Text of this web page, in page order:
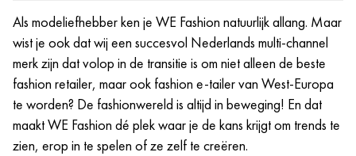
Als modeliefhebber ken je WE Fashion natuurlijk allang. Maar
wist je ook dat wij een succesvol Nederlands multi-channel
merk zijn dat volop in de transitie is om niet alleen de beste
fashion retailer, maar ook fashion e-tailer van West-Europa
te worden? De fashionwereld is altijd in beweging! En dat
maakt WE Fashion dé plek waar je de kans krijgt om trends te
zien, erop in te spelen of ze zelf te creëren.